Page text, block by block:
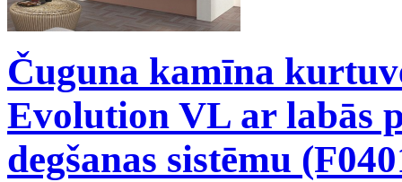
Čuguna kamīna
Evolution VL ar labās
degšanas sistēmu